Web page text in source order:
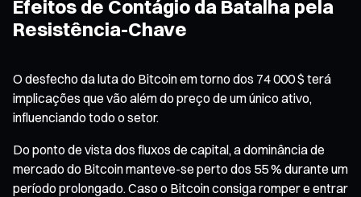
Efeitos de Contágio da Batalha pela
Resistência-Chave
O desfecho da luta do Bitcoin em torno dos 74 000 $ terá
implicações que vão além do preço de um único ativo,
influenciando todo o setor.
Do ponto de vista dos fluxos de capital, a dominância de
mercado do Bitcoin manteve-se perto dos 55 % durante um
período prolongado. Caso o Bitcoin consiga romper e entrar